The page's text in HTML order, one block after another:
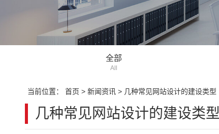
全部
All
当前位置： 首页 > 新闻资讯> 几种常见网站设计的建设类型
几种常见网站设计的建设类型